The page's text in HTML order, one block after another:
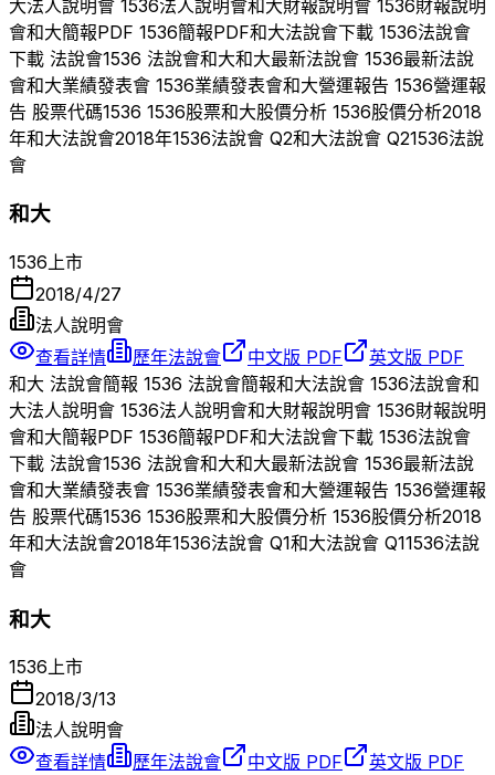
大法人說明會 1536法人說明會和大財報說明會 1536財報說明
會和大簡報PDF 1536簡報PDF和大法說會下載 1536法說會
下載 法說會1536 法說會和大和大最新法說會 1536最新法說
會和大業績發表會 1536業績發表會和大營運報告 1536營運報
告 股票代碼1536 1536股票和大股價分析 1536股價分析2018
年和大法說會2018年1536法說會 Q2和大法說會 Q21536法說
會
和大
1536上市
2018/4/27
法人說明會
查看詳情
歷年法說會 中文版 PDF
英文版 PDF
和大 法說會簡報 1536 法說會簡報和大法說會 1536法說會和
大法人說明會 1536法人說明會和大財報說明會 1536財報說明
會和大簡報PDF 1536簡報PDF和大法說會下載 1536法說會
下載 法說會1536 法說會和大和大最新法說會 1536最新法說
會和大業績發表會 1536業績發表會和大營運報告 1536營運報
告 股票代碼1536 1536股票和大股價分析 1536股價分析2018
年和大法說會2018年1536法說會 Q1和大法說會 Q11536法說
會
和大
1536上市
2018/3/13
法人說明會
查看詳情
歷年法說會 中文版 PDF
英文版 PDF